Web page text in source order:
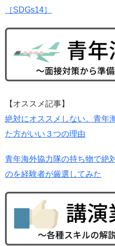
［SDGs14］
【オススメ記事】
絶対にオススメしない。青年
た方がいい３つの理由
青年海外協力隊の持ち物で絶
のを経験者が厳選してみた